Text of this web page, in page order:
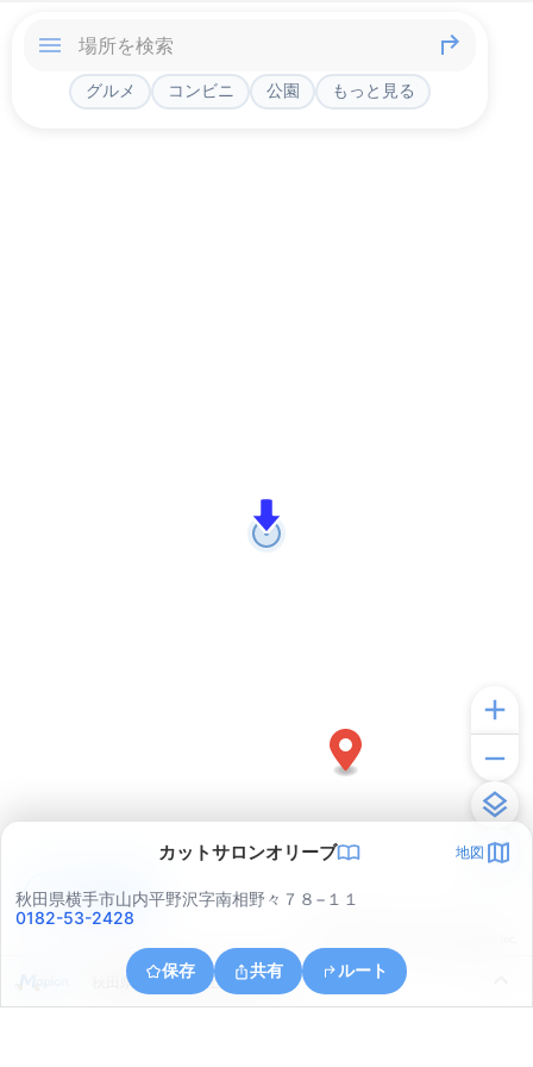
グルメ コンビニ 公園 もっと見る
カットサロンオリーブ 地図
秋田県横手市山内平野沢字南相野々７８−１１
0182-53-2428
保存 共有 ルート
秋田県横手市山内土渕字鶴ケ池
アプリで見る